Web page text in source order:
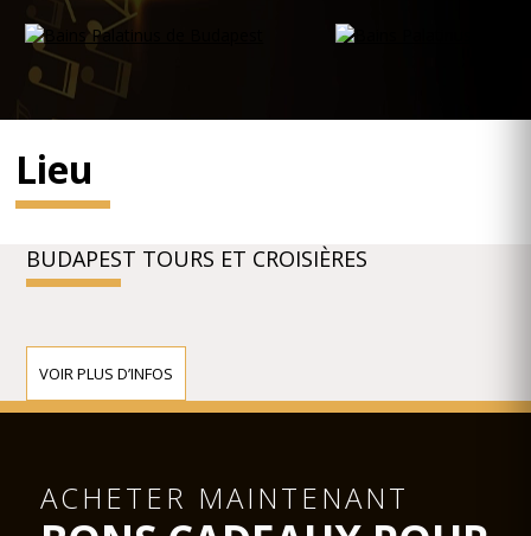
Lieu
BUDAPEST TOURS ET CROISIÈRES
VOIR PLUS D’INFOS
ACHETER MAINTENANT